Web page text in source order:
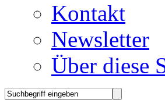
Kontakt
Newsletter
Über diese